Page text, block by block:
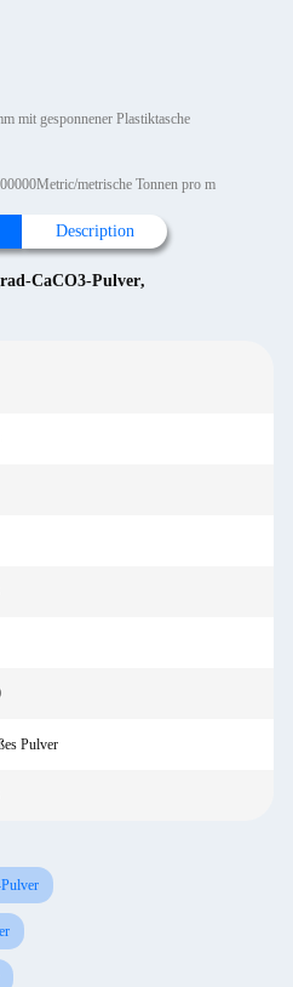
mit gesponnener Plastiktasche
metrische Tonnen pro m
Description
CaCO3-Pulver,
Pulver